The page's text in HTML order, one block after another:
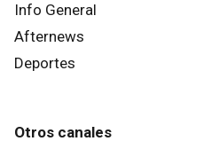
Info General
Afternews
Deportes
Otros canales